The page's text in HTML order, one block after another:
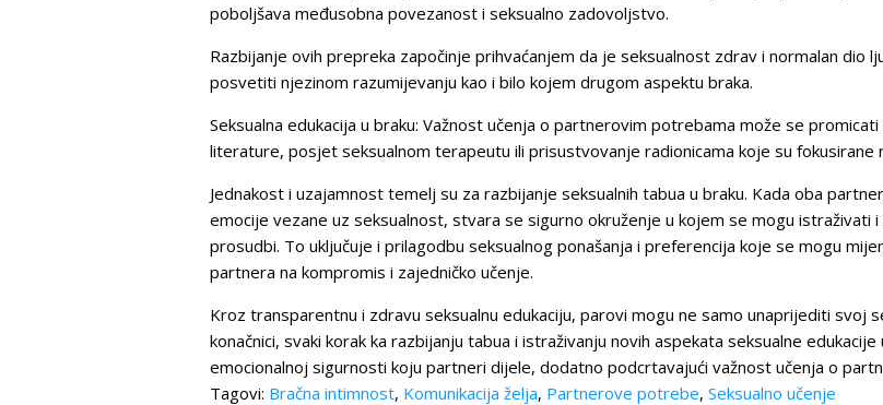
poboljšava međusobna povezanost i seksualno zadovoljstvo.
Razbijanje ovih prepreka započinje prihvaćanjem da je seksualnost zdrav i normalan dio
posvetiti njezinom razumijevanju kao i bilo kojem drugom aspektu braka.
Seksualna edukacija u braku: Važnost učenja o partnerovim potrebama može se
literature, posjet seksualnom terapeutu ili prisustvovanje radionicama koje su fokusirane
Jednakost i uzajamnost temelj su za razbijanje seksualnih tabua u braku. Kada oba
emocije vezane uz seksualnost, stvara se sigurno okruženje u kojem se mogu
prosudbi. To uključuje i prilagodbu seksualnog ponašanja i preferencija koje se mogu
partnera na kompromis i zajedničko učenje.
Kroz transparentnu i zdravu seksualnu edukaciju, parovi mogu ne samo unaprijediti svoj
konačnici, svaki korak ka razbijanju tabua i istraživanju novih aspekata seksualne
emocionalnoj sigurnosti koju partneri dijele, dodatno podcrtavajući važnost učenja o
Tagovi: Bračna intimnost, Komunikacija želja, Partnerove potrebe, Seksualno učenje